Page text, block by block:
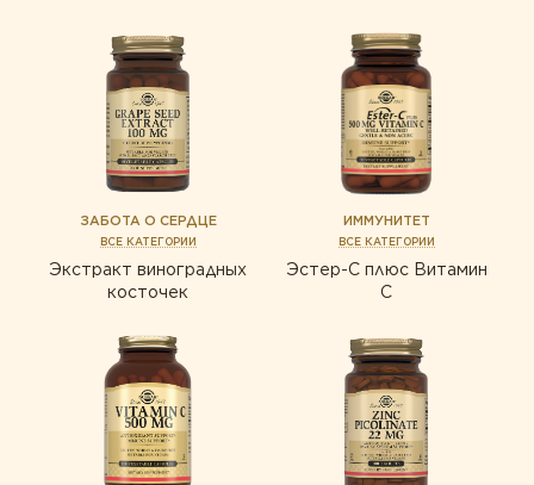
ЗАБОТА О СЕРДЦЕ
ВСЕ КАТЕГОРИИ
Экстракт виноградных
косточек
ИММУНИТЕТ
ВСЕ КАТЕГОРИИ
Эстер-С плюс Витамин
С